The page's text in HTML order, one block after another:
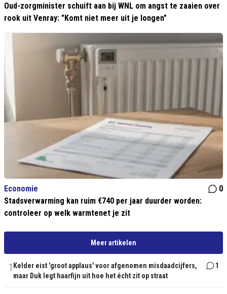
Oud-zorgminister schuift aan bij WNL om angst te zaaien over
rook uit Venray: "Komt niet meer uit je longen"
Economie
0
Stadsverwarming kan ruim €740 per jaar duurder worden:
controleer op welk warmtenet je zit
Meer artikelen
1 Kelder eist 'groot applaus' voor afgenomen misdaadcijfers,
maar Duk legt haarfijn uit hoe het écht zit op straat
1